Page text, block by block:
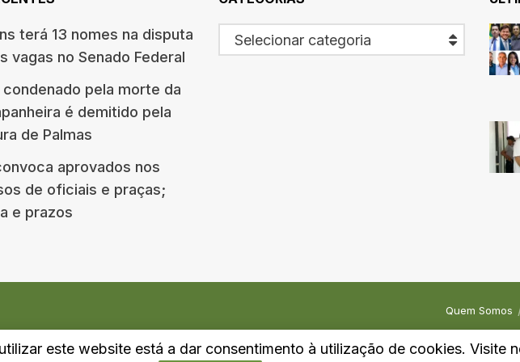
terá 13 nomes na disputa
vagas no Senado Federal
pela morte da
é demitido pela
de Palmas
aprovados nos
de oficiais e praças;
e prazos
Selecionar categoria
Quem Somos
este website está a dar consentimento à utilização de cookies. Visite